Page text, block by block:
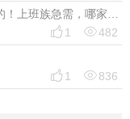
2026年在线商务英语口语培训班求推荐个好的！上班族急需，哪家好？
 1 482
 1 836